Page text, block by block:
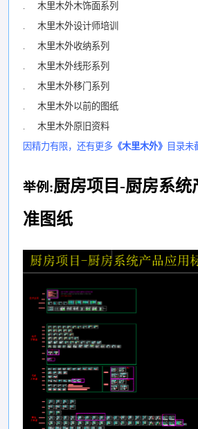
. 木里木外木饰面系列
. 木里木外设计师培训
. 木里木外收纳系列
. 木里木外线形系列
. 木里木外移门系列
. 木里木外以前的图纸
. 木里木外原旧资料
因精力有限，还有更多 《木里木外》 目录未
举例:厨房项目-厨房系统
准图纸